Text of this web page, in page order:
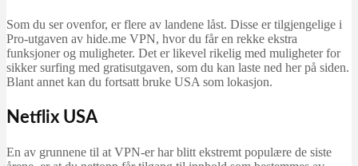
Som du ser ovenfor, er flere av landene låst. Disse er tilgjengelige i
Pro-utgaven av hide.me VPN, hvor du får en rekke ekstra
funksjoner og muligheter. Det er likevel rikelig med muligheter for
sikker surfing med gratisutgaven, som du kan laste ned her på siden.
Blant annet kan du fortsatt bruke USA som lokasjon.
Netflix USA
En av grunnene til at VPN-er har blitt ekstremt populære de siste